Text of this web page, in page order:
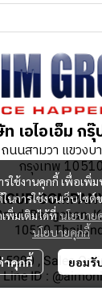
รใช้งานคุกกี้ เพื่อเพิ่
การใช้งานเว็บไซต์
พิ่มเติมได้ที่นโยบาย
นโยบายคุกกี้
าคุกกี้ ยอมรั
เอไอเอ็ม ก
นสามวา แขวงบ
กรุงเทพ
Bangchan,
10510
5290 , Sales
Line ID :